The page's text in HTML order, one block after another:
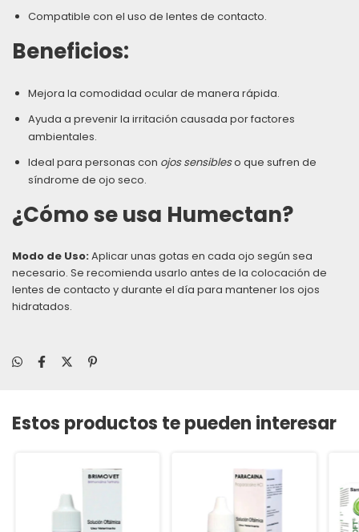
Compatible con el uso de lentes de contacto.
Beneficios:
Mejora la comodidad ocular de manera rápida.
Ayuda a prevenir la irritación causada por factores
ambientales.
Ideal para personas con ojos sensibleso que sufren de
síndrome de ojo seco.
¿Cómo se usa Humectan?
Modo de Uso:Aplicar unas gotas en cada ojo según sea
necesario. Se recomienda usarlo antes de la colocación de
lentes de contacto y durante el día para mantener los ojos
hidratados.
Estos productos te pueden interesar